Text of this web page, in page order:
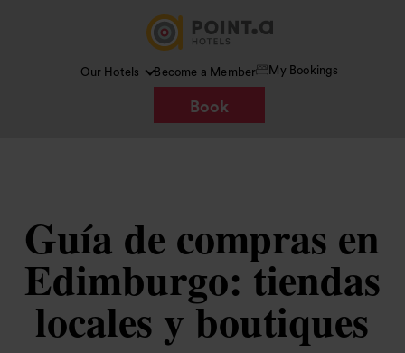
Our Hotels Become a Member My Bookings
Book
Guía de compras en
Edimburgo: tiendas
locales y boutiques